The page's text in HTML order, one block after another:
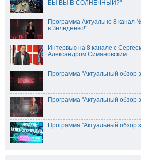
БЫ ВЫ В СОЛНЕЧНЫЙ?"
Программа Актуально 8 канал
в Зеледеево!"
Интервью на 8 канале с
Александром Симановским
Программа "Актуальный обзор
Программа "Актуальный обзор
Программа "Актуальный обзор